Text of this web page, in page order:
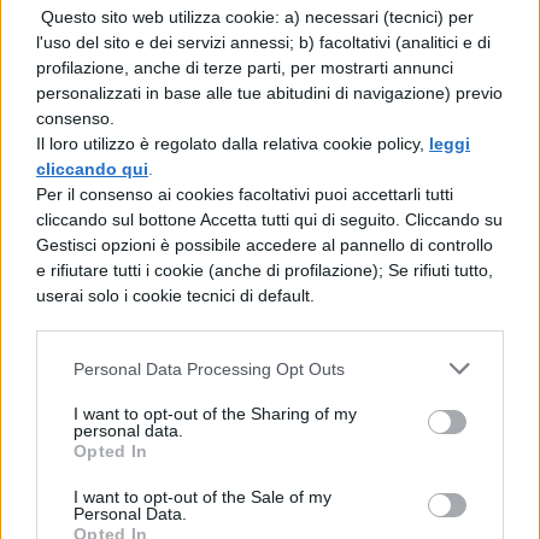
Questo sito web utilizza cookie: a) necessari (tecnici) per
l'uso del sito e dei servizi annessi; b) facoltativi (analitici e di
profilazione, anche di terze parti, per mostrarti annunci
personalizzati in base alle tue abitudini di navigazione) previo
consenso.
Il loro utilizzo è regolato dalla relativa cookie policy, leggi
cliccando qui
Per il consenso ai cookies facoltativi puoi accettarli tutti
cliccando sul bottone Accetta tutti qui di seguito. Cliccando su
Gestisci opzioni è possibile accedere al pannello di controllo
e rifiutare tutti i cookie (anche di profilazione); Se rifiuti tutto,
userai solo i cookie tecnici di default.
Personal Data Processing Opt Outs
I want to opt-out of the Sharing of my
personal data.
Opted In
I want to opt-out of the Sale of my
Personal Data.
Opted In
Agnese, anche lei tutta incentrata sui propri
problemi, a parlare de’ suoi guai.
Il tono narrativo passa dal fiabesco al
comico dei contrasti tra i tre e all’elegiaco
per esprimere la nostalgia di Agnese per la
figlia lontana.
A CASA DEL SARTO
Il capoverso che introduce la famiglia del
sarto si apre con una massima che il
narratore attribuisce all’anonimo, come
sempre quando esprime precetti sulla
morale cattolica, quasi a prenderne le
distanze attraverso l’ironia del gioco di